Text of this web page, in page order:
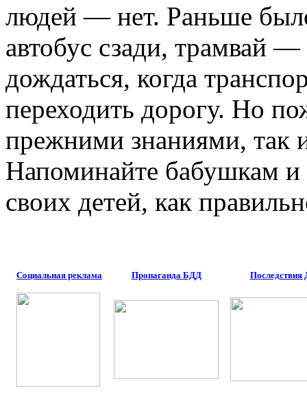
людей — нет. Раньше
автобус сзади, трамвай
дождаться, когда
переходить дорогу. Но
прежними знаниями, так
Напоминайте бабушкам
своих детей, как
Социальная реклама Пропаганда БДД